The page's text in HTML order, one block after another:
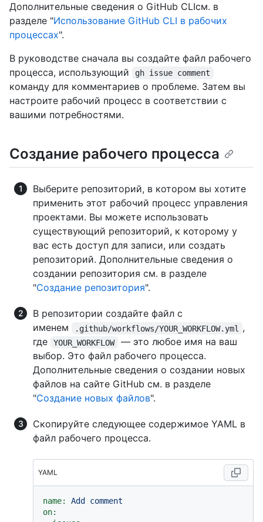
Дополнительные сведения о GitHub CLIсм. в
разделе "Использование GitHub CLI в рабочих
процессах".
В руководстве сначала вы создайте файл рабочего
процесса, использующий
gh issue comment
команду для комментариев о проблеме. Затем вы
настроите рабочий процесс в соответствии с
вашими потребностями.
Создание рабочего процесса
Выберите репозиторий, в котором вы хотите
применить этот рабочий процесс управления
проектами. Вы можете использовать
существующий репозиторий, к которому у
вас есть доступ для записи, или создать
репозиторий. Дополнительные сведения о
создании репозитория см. в разделе
"Создание репозитория".
В репозитории создайте файл с
именем
.github/workflows/YOUR_WORKFLOW.yml
,
где
YOUR_WORKFLOW
— это любое имя на ваш
выбор. Это файл рабочего процесса.
Дополнительные сведения о создании новых
файлов на сайте GitHub см. в разделе
"Создание новых файлов".
Скопируйте следующее содержимое YAML в
файл рабочего процесса.
YAML
name: Add
comment
on: